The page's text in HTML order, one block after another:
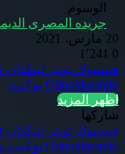
الوسوم
جريده المصرى
20 مارس، 2021
0
فيسبوك تويتر لينكدإن
Odnoklassniki بوكيت
اظهر المزيد
شاركها
فيسبوك تويتر لينكدإن
Odnoklassniki بوكيت